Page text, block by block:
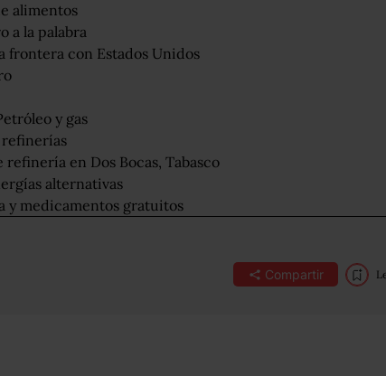
alimentos
a la palabra
frontera con Estados Unidos
y gas
en Dos Bocas, Tabasco
alternativas
y medicamentos gratuitos
Compartir